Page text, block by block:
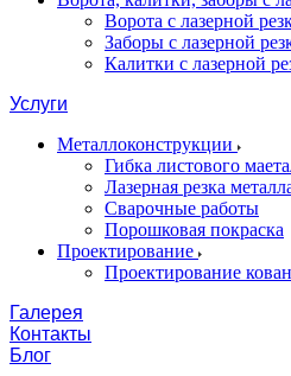
Ворота с лазерной
Заборы с лазерной
Калитки с лазерной
Услуги
Металлоконструкции
Гибка листового
Лазерная резка
Сварочные работы
Порошковая покраска
Проектирование
Проектирование
Галерея
Контакты
Блог